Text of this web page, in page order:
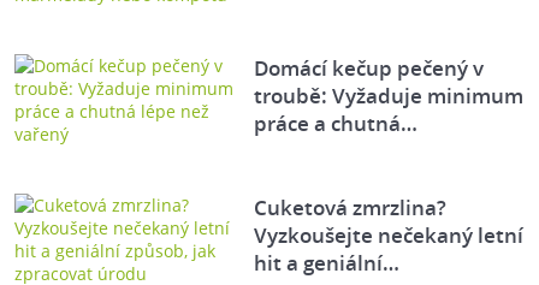
Domácí kečup pečený v
troubě: Vyžaduje minimum
práce a chutná…
Cuketová zmrzlina?
Vyzkoušejte nečekaný letní
hit a geniální…